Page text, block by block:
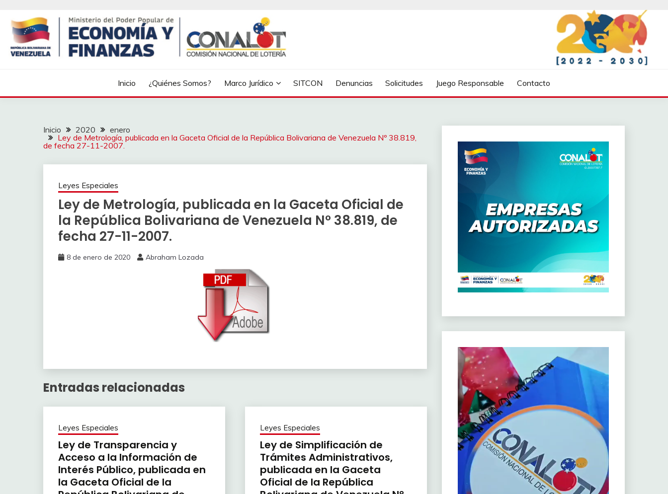
Inicio ¿Quiénes Somos? Marco Jurídico SITCON Denuncias Solicitudes Juego Responsable Contacto
Inicio 2020
enero
Ley de Metrología, publicada en la Gaceta Oficial de la República Bolivariana de Venezuela Nº 38.819,
de fecha 27-11-2007.
Leyes Especiales
Ley de Metrología, publicada en la Gaceta Oficial de
la República Bolivariana de Venezuela Nº 38.819, de
fecha 27-11-2007.
8 de enero de 2020 Abraham Lozada
Entradas relacionadas
Leyes Especiales
Ley de Transparencia y
Acceso a la Información de
Interés Público, publicada en
la Gaceta Oficial de la
Leyes Especiales
Ley de Simplificación de
Trámites Administrativos,
publicada en la Gaceta
Oficial de la República